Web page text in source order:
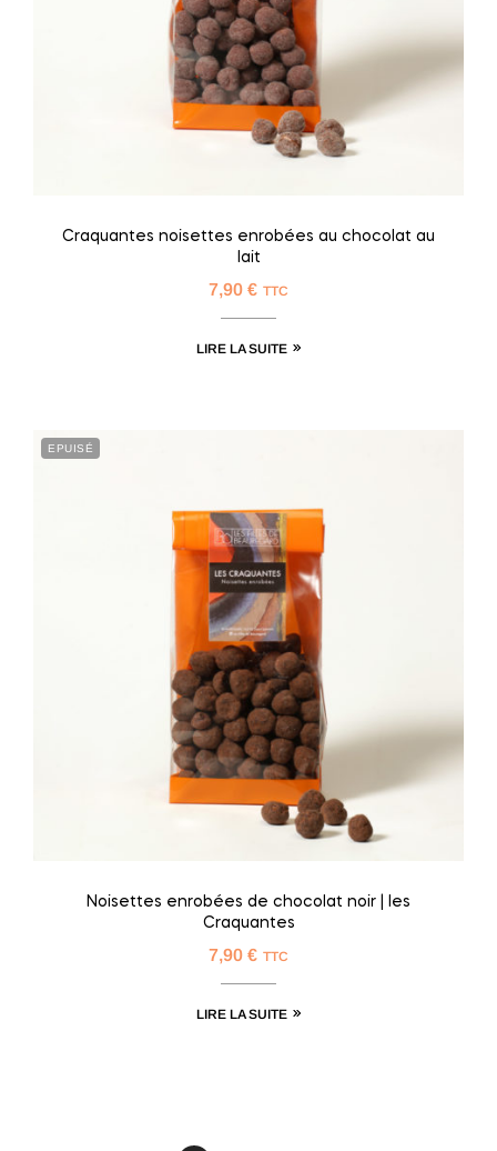
Craquantes noisettes enrobées au chocolat au
lait
7,90 € TTC
LIRE LA SUITE
EPUISÉ
Noisettes enrobées de chocolat noir | les
Craquantes
7,90 € TTC
LIRE LA SUITE